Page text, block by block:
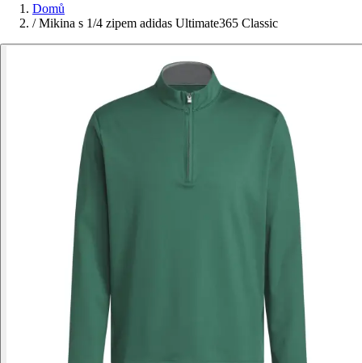
Domů
/ Mikina s 1/4 zipem adidas Ultimate365 Classic